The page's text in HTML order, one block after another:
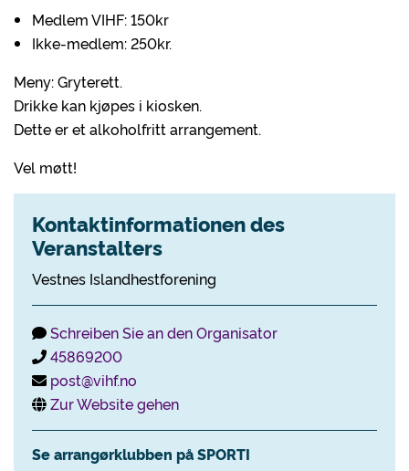
Medlem VIHF: 150kr
Ikke-medlem: 250kr.
Meny: Gryterett.
Drikke kan kjøpes i kiosken.
Dette er et alkoholfritt arrangement.
Vel møtt!
Kontaktinformationen des
Veranstalters
Vestnes Islandhestforening
Schreiben Sie an den Organisator
45869200
post@vihf.no
Zur Website gehen
Se arrangørklubben på SPORTI